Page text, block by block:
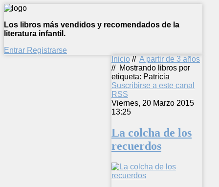
Los libros más vendidos y recomendados de la
literatura infantil.
Entrar Registrarse
Inicio // A partir de 3 años
// Mostrando libros por
etiqueta: Patricia
Suscribirse a este canal
RSS
Viernes, 20 Marzo 2015
13:25
La colcha de los
recuerdos